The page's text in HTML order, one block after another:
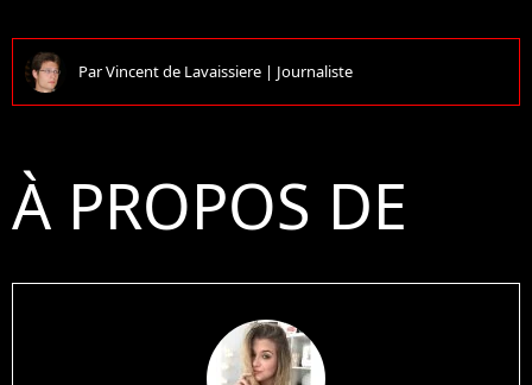
ParVincent de Lavaissiere | Journaliste
À PROPOS DE